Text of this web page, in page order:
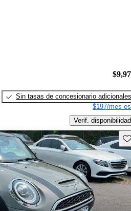
Sin tasas de concesionario adicionales
$197/mes
Verif. disponibilidad